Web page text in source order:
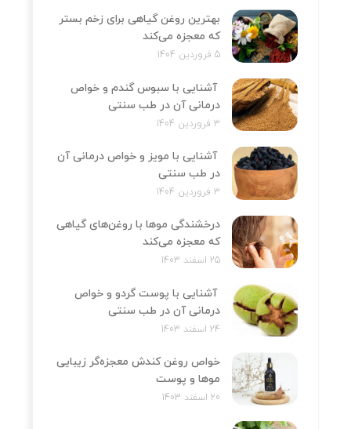
بهترین روغن گیاهی برای زخم بستر
که معجزه می‌کند
5 فروردین 1404
آشنایی با سبوس گندم و خواص
درمانی آن در طب سنتی
3 فروردین 1404
آشنایی با مویز و خواص درمانی آن
در طب سنتی
3 فروردین 1404
درخشندگی موها با روغن‌های گیاهی
که معجزه می‌کند
25 اسفند 1403
آشنایی با پوست گردو و خواص
درمانی آن در طب سنتی
24 اسفند 1403
خواص روغن کندش معجزه‌‌گر زیبایی
موها و پوست
20 اسفند 1403